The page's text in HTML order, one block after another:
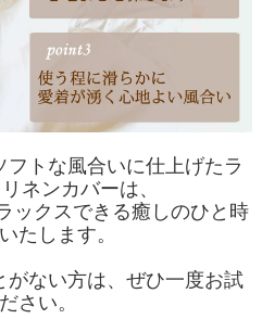
トな風合いに仕上げたラ
ネンカバーは、
ックスできる癒しのひと時
たします。
がない方は、ぜひ一度お試
さい。